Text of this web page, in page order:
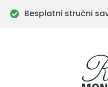
Besplatni stručni